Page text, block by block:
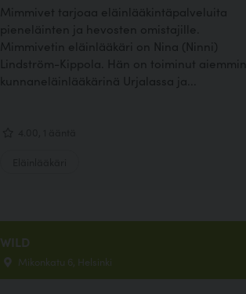
Mimmivet tarjoaa eläinlääkintäpalveluita
pieneläinten ja hevosten omistajille.
Mimmivetin eläinlääkäri on Nina (Ninni)
Lindström-Kippola. Hän on toiminut aiemmin
kunnaneläinlääkärinä Urjalassa ja...
WILD
Mikonkatu 6, Helsinki